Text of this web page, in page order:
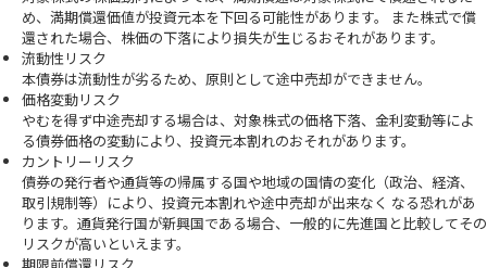
め、満期償還価値が投資元本を下回る可能性があります。 また株式で償
還された場合、株価の下落により損失が生じるおそれがあります。
流動性リスク
本債券は流動性が劣るため、原則として途中売却ができません。
価格変動リスク
やむを得ず中途売却する場合は、対象株式の価格下落、金利変動等によ
る債券価格の変動により、投資元本割れのおそれがあります。
カントリーリスク
債券の発行者や通貨等の帰属する国や地域の国情の変化（政治、経済、
取引規制等）により、投資元本割れや途中売却が出来なく なる恐れがあ
ります。通貨発行国が新興国である場合、一般的に先進国と比較してその
リスクが高いといえます。